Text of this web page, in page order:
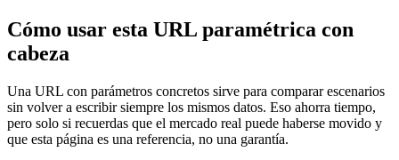
Cómo usar esta URL paramétrica con
cabeza
Una URL con parámetros concretos sirve para comparar escenarios
sin volver a escribir siempre los mismos datos. Eso ahorra tiempo,
pero solo si recuerdas que el mercado real puede haberse movido y
que esta página es una referencia, no una garantía.